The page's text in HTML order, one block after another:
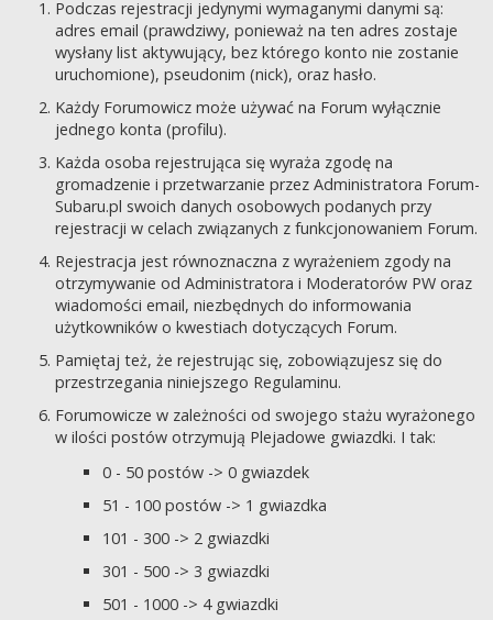
Podczas rejestracji jedynymi wymaganymi danymi są:
adres email (prawdziwy, ponieważ na ten adres zostaje
wysłany list aktywujący, bez którego konto nie zostanie
uruchomione), pseudonim (nick), oraz hasło.
Każdy Forumowicz może używać na Forum wyłącznie
jednego konta (profilu).
Każda osoba rejestrująca się wyraża zgodę na
gromadzenie i przetwarzanie przez Administratora Forum-
Subaru.pl swoich danych osobowych podanych przy
rejestracji w celach związanych z funkcjonowaniem Forum.
Rejestracja jest równoznaczna z wyrażeniem zgody na
otrzymywanie od Administratora i Moderatorów PW oraz
wiadomości email, niezbędnych do informowania
użytkowników o kwestiach dotyczących Forum.
Pamiętaj też, że rejestrując się, zobowiązujesz się do
przestrzegania niniejszego Regulaminu.
Forumowicze w zależności od swojego stażu wyrażonego
w ilości postów otrzymują Plejadowe gwiazdki. I tak:
0 - 50 postów -> 0 gwiazdek
51 - 100 postów -> 1 gwiazdka
101 - 300 -> 2 gwiazdki
301 - 500 -> 3 gwiazdki
501 - 1000 -> 4 gwiazdki